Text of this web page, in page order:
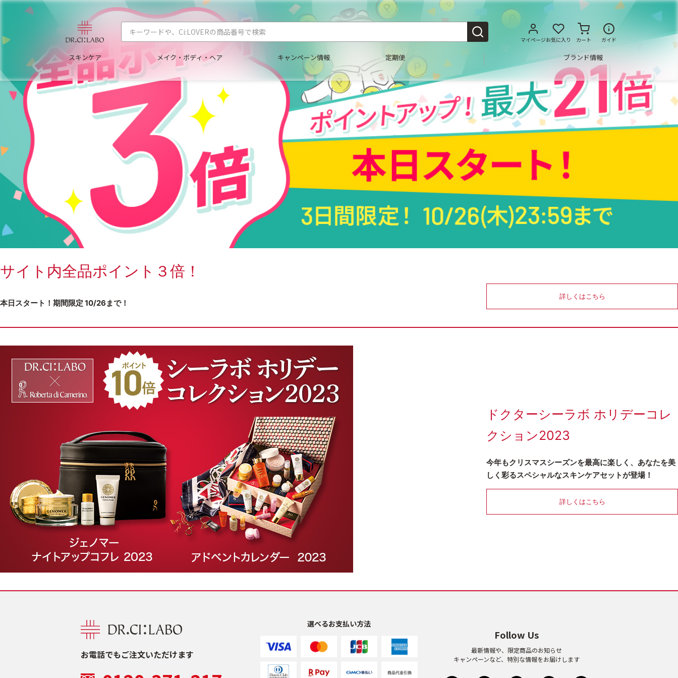
マイページお気に入り カート ガイド
スキンケア メイク・ボディ・ヘア キャンペーン情報 定期便 ブランド情報
サイト内全品ポイント３倍！
本日スタート！期間限定 10/26まで！
詳しくはこちら
ドクターシーラボ ホリデーコレ
クション2023
今年もクリスマスシーズンを最高に楽しく、あなたを美
しく彩るスペシャルなスキンケアセットが登場！
詳しくはこちら
お電話でもご注文いただけます
選べるお支払い方法
Follow Us
最新情報や、限定商品のお知らせ
キャンペーンなど、特別な情報をお届けします